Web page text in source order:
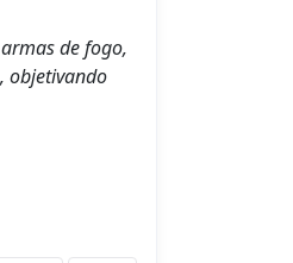
de fogo,
objetivando